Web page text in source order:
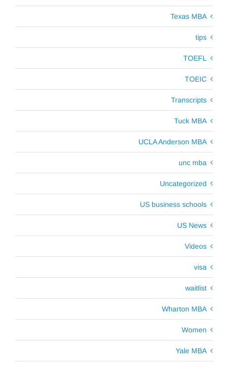
Texas MBA
tips
TOEFL
TOEIC
Transcripts
Tuck MBA
UCLA Anderson MBA
unc mba
Uncategorized
US business schools
US News
Videos
visa
waitlist
Wharton MBA
Women
Yale MBA